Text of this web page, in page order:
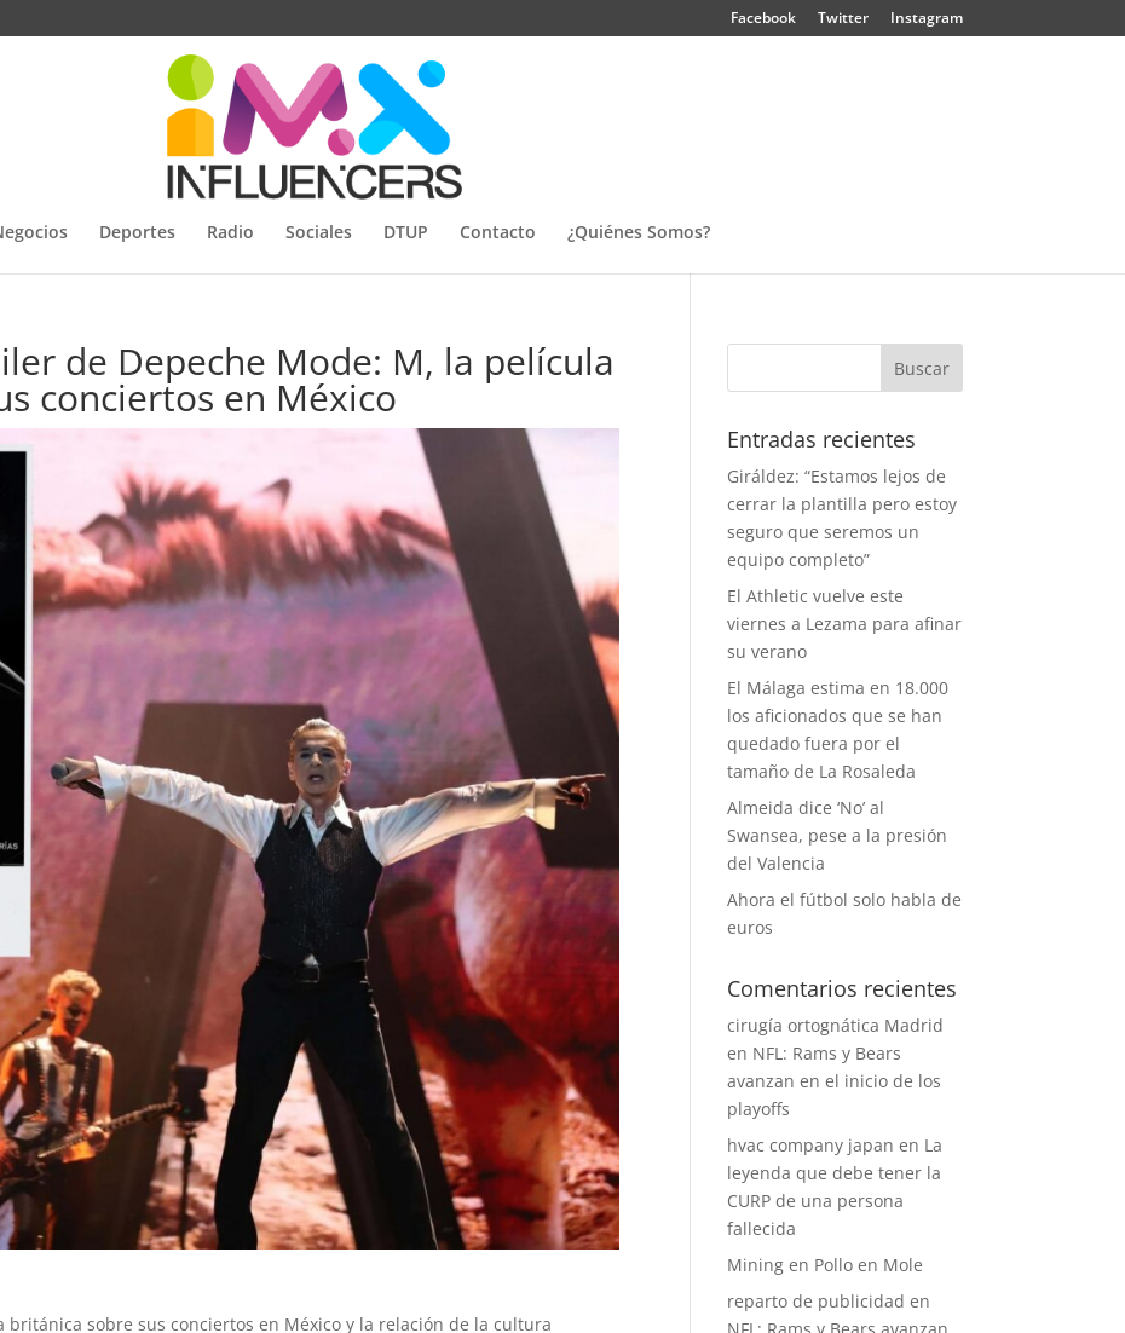
Facebook Twitter Instagram
Deportes Radio Sociales DTUP Contacto ¿Quiénes Somos?
de Depeche Mode: M, la película
conciertos en México
británica sobre sus conciertos en México y la relación de la cultura
Entradas recientes
Giráldez: “Estamos lejos de
cerrar la plantilla pero estoy
seguro que seremos un
equipo completo”
El Athletic vuelve este
viernes a Lezama para afinar
su verano
El Málaga estima en 18.000
los aficionados que se han
quedado fuera por el
tamaño de La Rosaleda
Almeida dice ‘No’ al
Swansea, pese a la presión
del Valencia
Ahora el fútbol solo habla de
euros
Comentarios recientes
cirugía ortognática Madrid
en NFL: Rams y Bears
avanzan en el inicio de los
playoffs
hvac company japan en La
leyenda que debe tener la
CURP de una persona
fallecida
Mining en Pollo en Mole
reparto de publicidad en